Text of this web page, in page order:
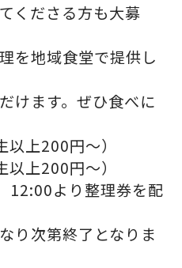
くださる方も大募
を地域食堂で提供し
けます。ぜひ食べに
上200円～）
上200円～）
12:00より整理券を配
り次第終了となりま